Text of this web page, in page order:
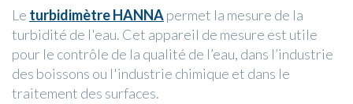
Le turbidimètre HANNApermet la mesure de la
turbidité de l'eau. Cet appareil de mesure est utile
pour le contrôle de la qualité de l’eau, dans l’industrie
des boissons ou l'industrie chimique et dans le
traitement des surfaces.